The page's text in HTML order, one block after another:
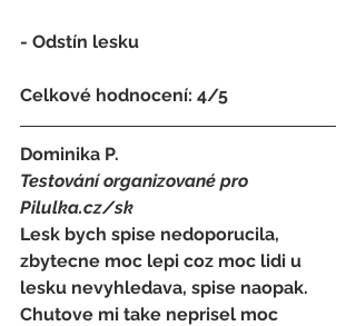
- Odstín lesku
Celkové hodnocení: 4/5
Dominika P.
Testování organizované pro
Pilulka.cz/sk
Lesk bych spise nedoporucila,
zbytecne moc lepi coz moc lidi u
lesku nevyhledava, spise naopak.
Chutove mi take neprisel moc